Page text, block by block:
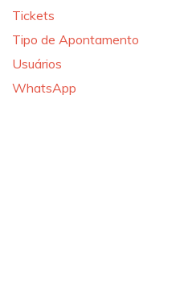
Tickets
Tipo de Apontamento
Usuários
WhatsApp